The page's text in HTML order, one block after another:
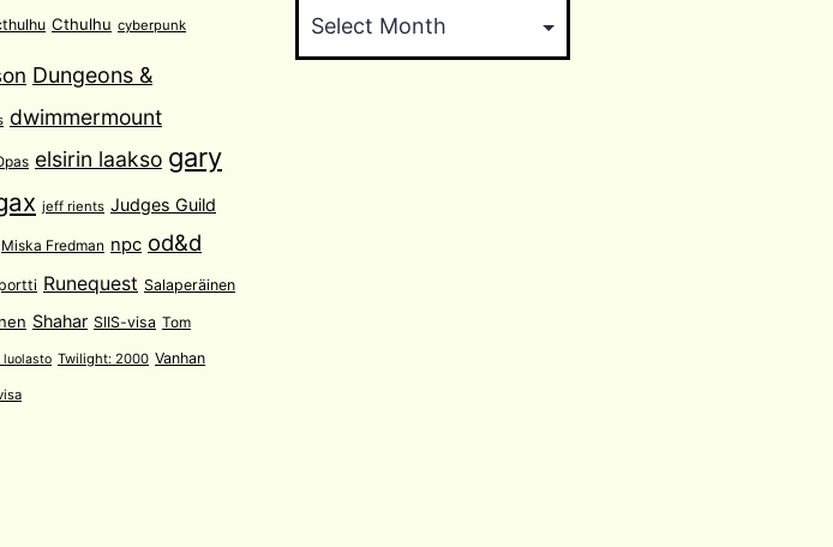
Cthulhu cyberpunk
Dungeons &
dwimmermount
elsirin laakso gary
jeff rients Judges Guild
Miska Fredman npc od&d
Runequest Salaperäinen
Shahar SIIS-visa Tom
luolasto Twilight: 2000 Vanhan